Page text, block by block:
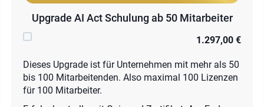
Upgrade AI Act Schulung ab 50 Mitarbeiter
1.297,00 €
Dieses Upgrade ist für Unternehmen mit mehr als 50
bis 100 Mitarbeitenden. Also maximal 100 Lizenzen
für 100 Mitarbeiter.